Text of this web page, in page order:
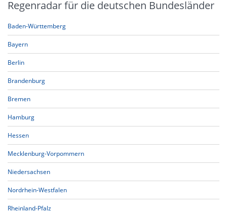
Regenradar für die deutschen Bundesländer
Baden-Württemberg
Bayern
Berlin
Brandenburg
Bremen
Hamburg
Hessen
Mecklenburg-Vorpommern
Niedersachsen
Nordrhein-Westfalen
Rheinland-Pfalz